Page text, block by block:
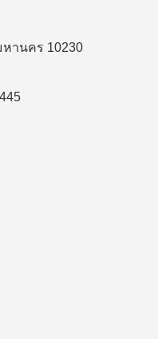
านคร 10230